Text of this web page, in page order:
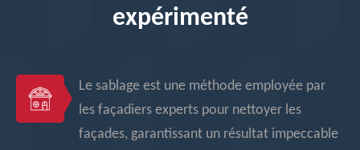
expérimenté
Le sablage est une méthode employée par
les façadiers experts pour nettoyer les
façades, garantissant un résultat impeccable